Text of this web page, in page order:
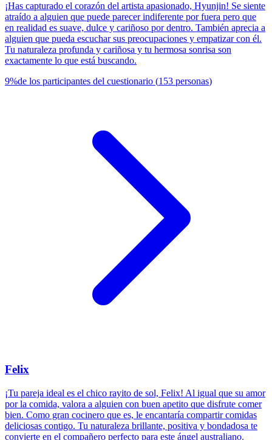
¡Has capturado el corazón del artista apasionado, Hyunjin! Se siente
atraído a alguien que puede parecer indiferente por fuera pero que
en realidad es suave, dulce y cariñoso por dentro. También aprecia a
alguien que pueda escuchar sus preocupaciones y empatizar con él.
Tu naturaleza profunda y cariñosa y tu hermosa sonrisa son
exactamente lo que está buscando.
9%de los participantes del cuestionario (153 personas)
Felix
¡Tu pareja ideal es el chico rayito de sol, Felix! Al igual que su amor
por la comida, valora a alguien con buen apetito que disfrute comer
bien. Como gran cocinero que es, le encantaría compartir comidas
deliciosas contigo. Tu naturaleza brillante, positiva y bondadosa te
convierte en el compañero perfecto para este ángel australiano.